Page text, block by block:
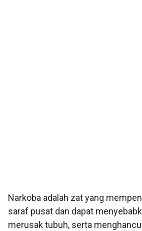
Narkoba adalah zat yang
saraf pusat dan dapat
merusak tubuh, serta